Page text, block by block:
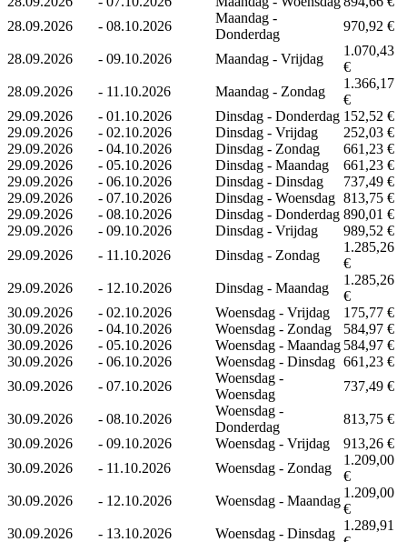
28.09.2026
- 08.10.2026
Maandag -
Donderdag
970,92 €
28.09.2026 - 09.10.2026 Maandag - Vrijdag
1.070,43
€
28.09.2026
- 11.10.2026 Maandag - Zondag
1.366,17
€
29.09.2026
- 01.10.2026 Dinsdag - Donderdag 152,52 €
29.09.2026
- 02.10.2026 Dinsdag - Vrijdag
252,03 €
29.09.2026
- 04.10.2026 Dinsdag - Zondag
661,23 €
29.09.2026
- 05.10.2026 Dinsdag - Maandag
661,23 €
29.09.2026
- 06.10.2026 Dinsdag - Dinsdag
737,49 €
29.09.2026
- 07.10.2026 Dinsdag - Woensdag 813,75 €
29.09.2026
- 08.10.2026 Dinsdag - Donderdag 890,01 €
29.09.2026
- 09.10.2026 Dinsdag - Vrijdag
989,52 €
29.09.2026
- 11.10.2026 Dinsdag - Zondag
1.285,26
€
29.09.2026
- 12.10.2026 Dinsdag - Maandag
1.285,26
€
30.09.2026
- 02.10.2026 Woensdag - Vrijdag
175,77 €
30.09.2026
- 04.10.2026 Woensdag - Zondag
584,97 €
30.09.2026
- 05.10.2026 Woensdag - Maandag 584,97 €
30.09.2026
- 06.10.2026 Woensdag - Dinsdag 661,23 €
30.09.2026
- 07.10.2026
Woensdag -
Woensdag
737,49 €
30.09.2026 - 08.10.2026
Woensdag -
Donderdag
813,75 €
30.09.2026
- 09.10.2026 Woensdag - Vrijdag
913,26 €
30.09.2026
- 11.10.2026 Woensdag - Zondag
1.209,00
€
30.09.2026
- 12.10.2026 Woensdag - Maandag
1.209,00
€
30.09.2026
- 13.10.2026 Woensdag - Dinsdag
1.289,91